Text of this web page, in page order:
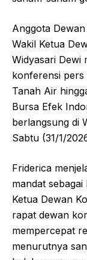
Anggota
Wakil Ketua
Widyasari Dewi
konferensi pers
Tanah Air
Bursa Efek
berlangsung di
Sabtu (31/1/
Friderica
mandat
Ketua Dewan
rapat dewan
mempercepat
menurutnya